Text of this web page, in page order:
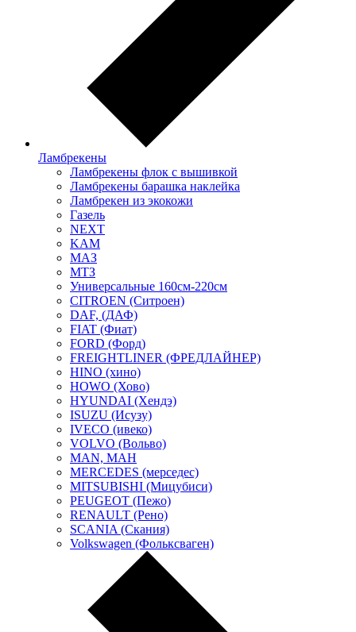
Ламбрекены
Ламбрекены флок с вышивкой
Ламбрекены барашка наклейка
Ламбрекен из экокожи
Газель
NEXT
KAM
МАЗ
МТЗ
Универсальные 160см-220см
CITROEN (Ситроен)
DAF, (ДАФ)
FIAT (Фиат)
FORD (Форд)
FREIGHTLINER (ФРЕДЛАЙНЕР)
HINO (хино)
HOWO (Хово)
HYUNDAI (Хендэ)
ISUZU (Исузу)
IVECO (ивеко)
VOLVO (Вольво)
MAN, МАН
MERCEDES (мерседес)
MITSUBISHI (Мицубиси)
PEUGEOT (Пежо)
RENAULT (Рено)
SCANIA (Скания)
Volkswagen (Фольксваген)